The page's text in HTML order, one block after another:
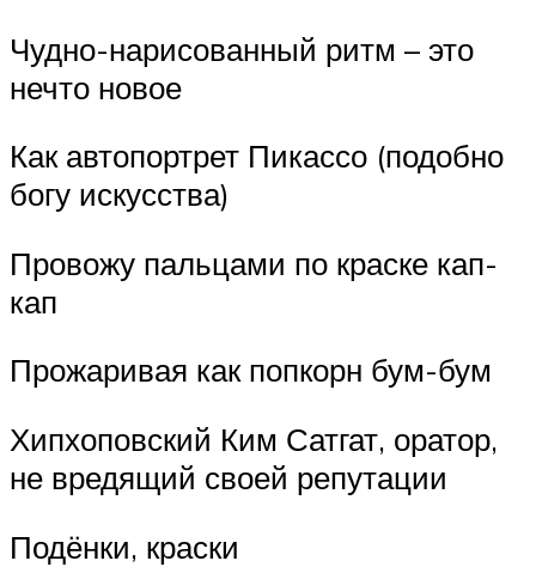
Чудно-нарисованный ритм – это
нечто новое
Как автопортрет Пикассо (подобно
богу искусства)
Провожу пальцами по краске кап-
кап
Прожаривая как попкорн бум-бум
Хипхоповский Ким Сатгат, оратор,
не вредящий своей репутации
Подёнки, краски